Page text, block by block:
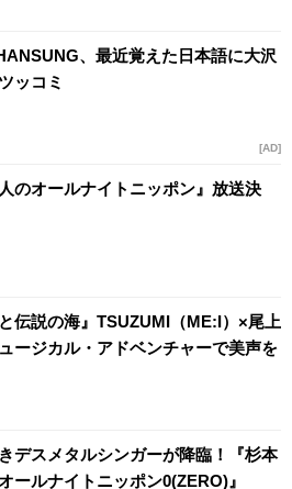
、最近覚えた日本語に大沢
ッコミ
AD
人のオールナイトニッポン』放送決
と伝説の海』TSUZUMI（ME:I）×尾上
ージカル・アドベンチャーで美声を
デスメタルシンガーが降臨！『杉本
ールナイトニッポン0(ZERO)』